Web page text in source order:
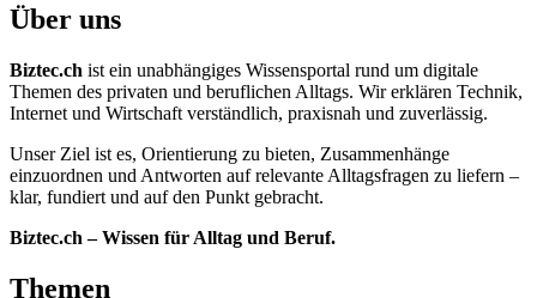
Über uns
Biztec.ch ist ein unabhängiges Wissensportal rund um digitale
Themen des privaten und beruflichen Alltags. Wir erklären Technik,
Internet und Wirtschaft verständlich, praxisnah und zuverlässig.
Unser Ziel ist es, Orientierung zu bieten, Zusammenhänge
einzuordnen und Antworten auf relevante Alltagsfragen zu liefern –
klar, fundiert und auf den Punkt gebracht.
Biztec.ch – Wissen für Alltag und Beruf.
Themen